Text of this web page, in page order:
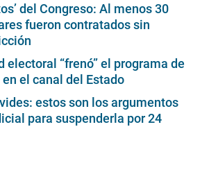
del Congreso: Al menos 30
fueron contratados sin
electoral “frenó” el programa de
el canal del Estado
estos son los argumentos
para suspenderla por 24